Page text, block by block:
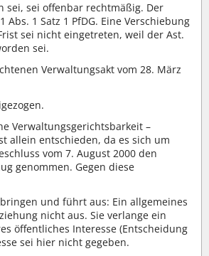
sei, sei offenbar rechtmäßig. Der
1 Satz 1 PfDG. Eine Verschiebung
sei nicht eingetreten, weil der Ast.
sei.
Verwaltungsakt vom 28. März
Verwaltungsgerichtsbarkeit –
allein entschieden, da es sich um
vom 7. August 2000 den
genommen. Gegen diese
und führt aus: Ein allgemeines
nicht aus. Sie verlange ein
öffentliches Interesse (Entscheidung
sei hier nicht gegeben.